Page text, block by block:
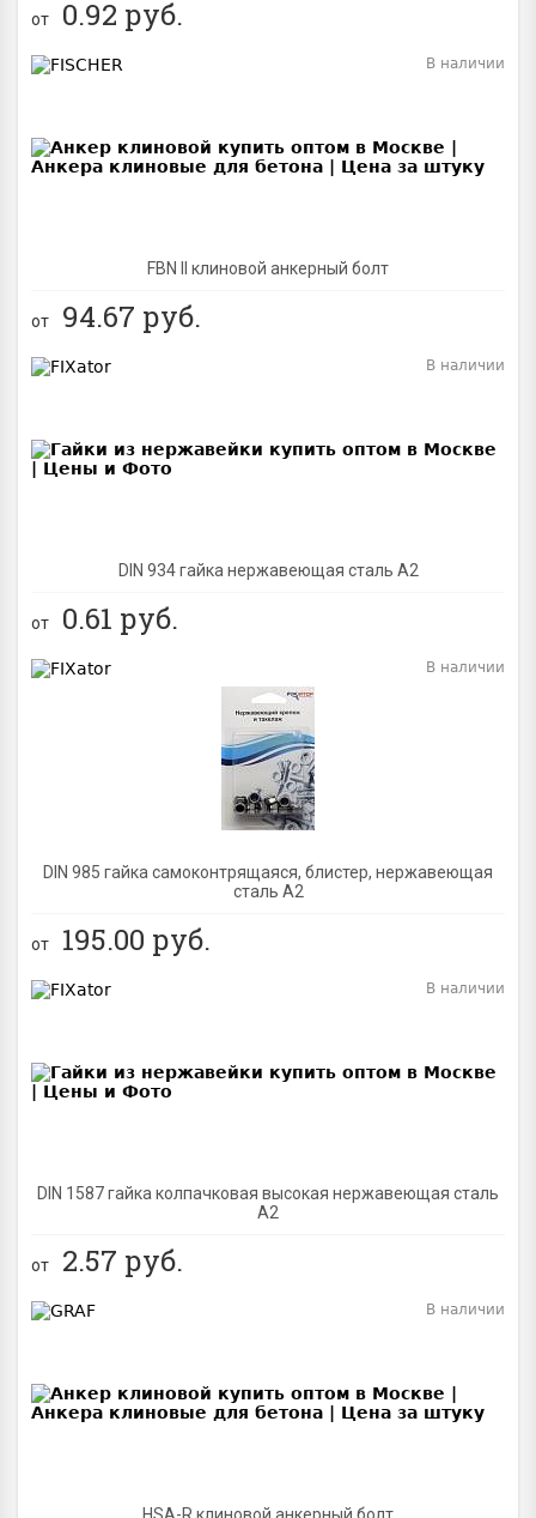
от 0.92 руб.
FBN II клиновой анкерный болт
В наличии
от 94.67 руб.
DIN 934 гайка нержавеющая сталь A2
В наличии
от 0.61 руб.
DIN 985 гайка самоконтрящаяся, блистер, нержавеющая
сталь A2
В наличии
от 195.00 руб.
DIN 1587 гайка колпачковая высокая нержавеющая сталь
А2
В наличии
от 2.57 руб.
В наличии